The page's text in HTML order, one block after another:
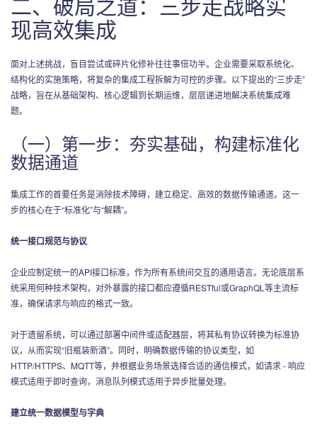
现高效集成
面对上述挑战，盲目尝试或碎片化修补往往事倍功半。企业需要采取系统化、
结构化的实施策略，将复杂的集成工程拆解为可控的步骤。以下提出的“三步走”
战略，旨在从基础架构、核心逻辑到长期运维，层层递进地解决系统集成难
题。
（一）第一步：夯实基础，构建标准化
数据通道
集成工作的首要任务是消除技术障碍，建立稳定、高效的数据传输通道。这一
步的核心在于“标准化”与“解耦”。
统一接口规范与协议
企业应制定统一的API接口标准，作为所有系统间交互的通用语言。无论底层系
统采用何种技术架构，对外暴露的接口都应遵循RESTful或GraphQL等主流标
准，确保请求与响应的格式一致。
对于遗留系统，可以通过部署中间件或适配器层，将其私有协议转换为标准协
议，从而实现“旧瓶装新酒”。同时，明确数据传输的协议类型，如
HTTP/HTTPS、MQTT等，并根据业务场景选择合适的通信模式，如请求 - 响应
模式适用于即时查询，消息队列模式适用于异步批量处理。
建立统一数据模型与字典